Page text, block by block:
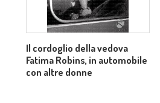
Il cordoglio della vedova
Fatima Robins, in automobile
con altre donne